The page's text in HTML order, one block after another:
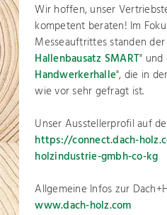
Wir hoffen, unser
kompetent beraten! Im
Messeauftrittes standen der
Hallenbausatz SMART" und
Handwerkerhalle", die in
wie vor sehr gefragt ist.
Unser Ausstellerprofil auf
https://connect.dach-
holzindustrie-gmbh-co-kg
Allgemeine Infos zur
www.dach-holz.com